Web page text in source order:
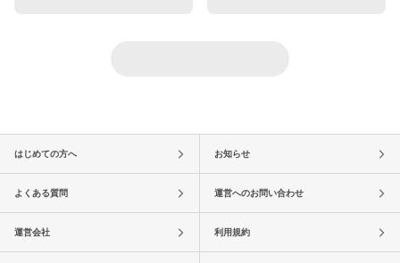
はじめての方へ お知らせ
よくある質問 運営へのお問い合わせ
運営会社 利用規約